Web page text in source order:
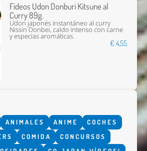
Fideos Udon Donburi Kitsune al
Curry 89g.
Udon japonés instantáneo al curry
Nissin Donbei, caldo intenso con carne
y especias aromáticas.
€ 4,55
ANIMALES ANIME
COCHES
COMIDA
CONCURSOS